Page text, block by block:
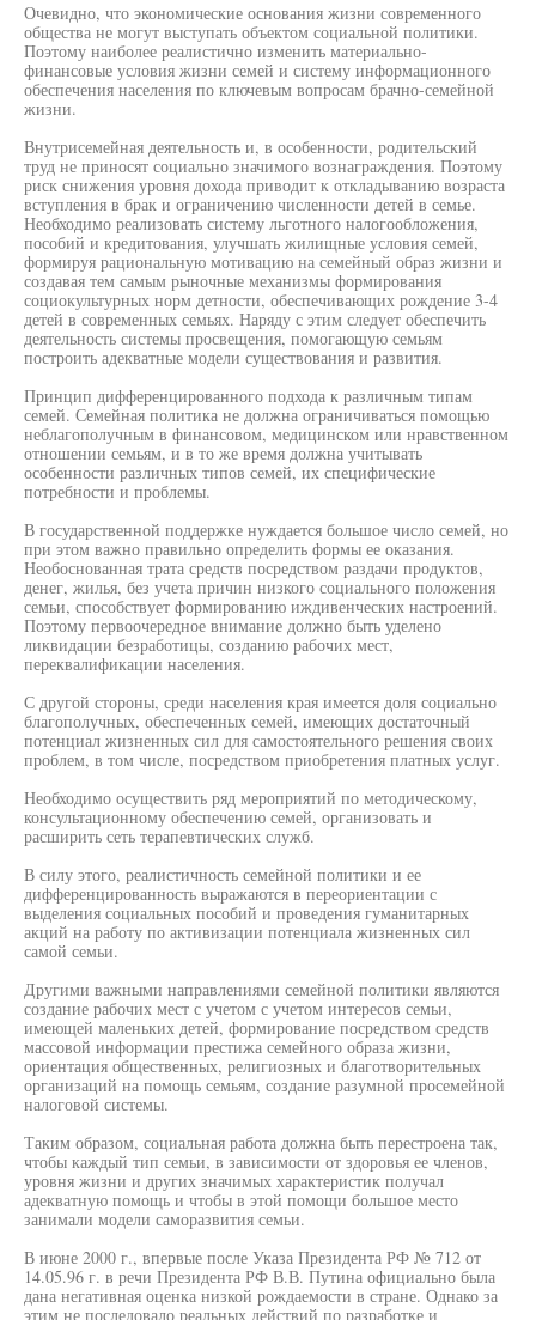
Очевидно, что экономические основания жизни современного
общества не могут выступать объектом социальной политики.
Поэтому наиболее реалистично изменить материально-
финансовые условия жизни семей и систему информационного
обеспечения населения по ключевым вопросам брачно-семейной
жизни.
Внутрисемейная деятельность и, в особенности, родительский
труд не приносят социально значимого вознаграждения. Поэтому
риск снижения уровня дохода приводит к откладыванию возраста
вступления в брак и ограничению численности детей в семье.
Необходимо реализовать систему льготного налогообложения,
пособий и кредитования, улучшать жилищные условия семей,
формируя рациональную мотивацию на семейный образ жизни и
создавая тем самым рыночные механизмы формирования
социокультурных норм детности, обеспечивающих рождение 3-4
детей в современных семьях. Наряду с этим следует обеспечить
деятельность системы просвещения, помогающую семьям
построить адекватные модели существования и развития.
Принцип дифференцированного подхода к различным типам
семей. Семейная политика не должна ограничиваться помощью
неблагополучным в финансовом, медицинском или нравственном
отношении семьям, и в то же время должна учитывать
особенности различных типов семей, их специфические
потребности и проблемы.
В государственной поддержке нуждается большое число семей, но
при этом важно правильно определить формы ее оказания.
Необоснованная трата средств посредством раздачи продуктов,
денег, жилья, без учета причин низкого социального положения
семьи, способствует формированию иждивенческих настроений.
Поэтому первоочередное внимание должно быть уделено
ликвидации безработицы, созданию рабочих мест,
переквалификации населения.
С другой стороны, среди населения края имеется доля социально
благополучных, обеспеченных семей, имеющих достаточный
потенциал жизненных сил для самостоятельного решения своих
проблем, в том числе, посредством приобретения платных услуг.
Необходимо осуществить ряд мероприятий по методическому,
консультационному обеспечению семей, организовать и
расширить сеть терапевтических служб.
В силу этого, реалистичность семейной политики и ее
дифференцированность выражаются в переориентации с
выделения социальных пособий и проведения гуманитарных
акций на работу по активизации потенциала жизненных сил
самой семьи.
Другими важными направлениями семейной политики являются
создание рабочих мест с учетом с учетом интересов семьи,
имеющей маленьких детей, формирование посредством средств
массовой информации престижа семейного образа жизни,
ориентация общественных, религиозных и благотворительных
организаций на помощь семьям, создание разумной просемейной
налоговой системы.
Таким образом, социальная работа должна быть перестроена так,
чтобы каждый тип семьи, в зависимости от здоровья ее членов,
уровня жизни и других значимых характеристик получал
адекватную помощь и чтобы в этой помощи большое место
занимали модели саморазвития семьи.
В июне 2000 г., впервые после Указа Президента РФ № 712 от
14.05.96 г. в речи Президента РФ В.В. Путина официально была
дана негативная оценка низкой рождаемости в стране. Однако за
этим не последовало реальных действий по разработке и